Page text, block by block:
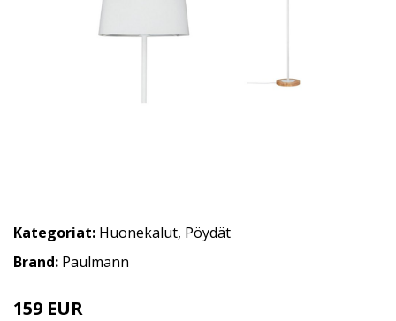
Kategoriat: Huonekalut, Pöydät
Brand: Paulmann
159 EUR